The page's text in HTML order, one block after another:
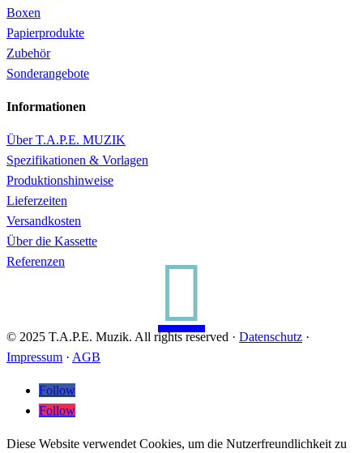
Boxen
Papierprodukte
Zubehör
Sonderangebote
Informationen
Über T.A.P.E. MUZIK
Spezifikationen & Vorlagen
Produktionshinweise
Lieferzeiten
Versandkosten
Über die Kassette
Referenzen

© 2025 T.A.P.E. Muzik. All rights reserved · Datenschutz ·
Impressum · AGB
Follow
Follow
Diese Website verwendet Cookies, um die Nutzerfreundlichkeit zu